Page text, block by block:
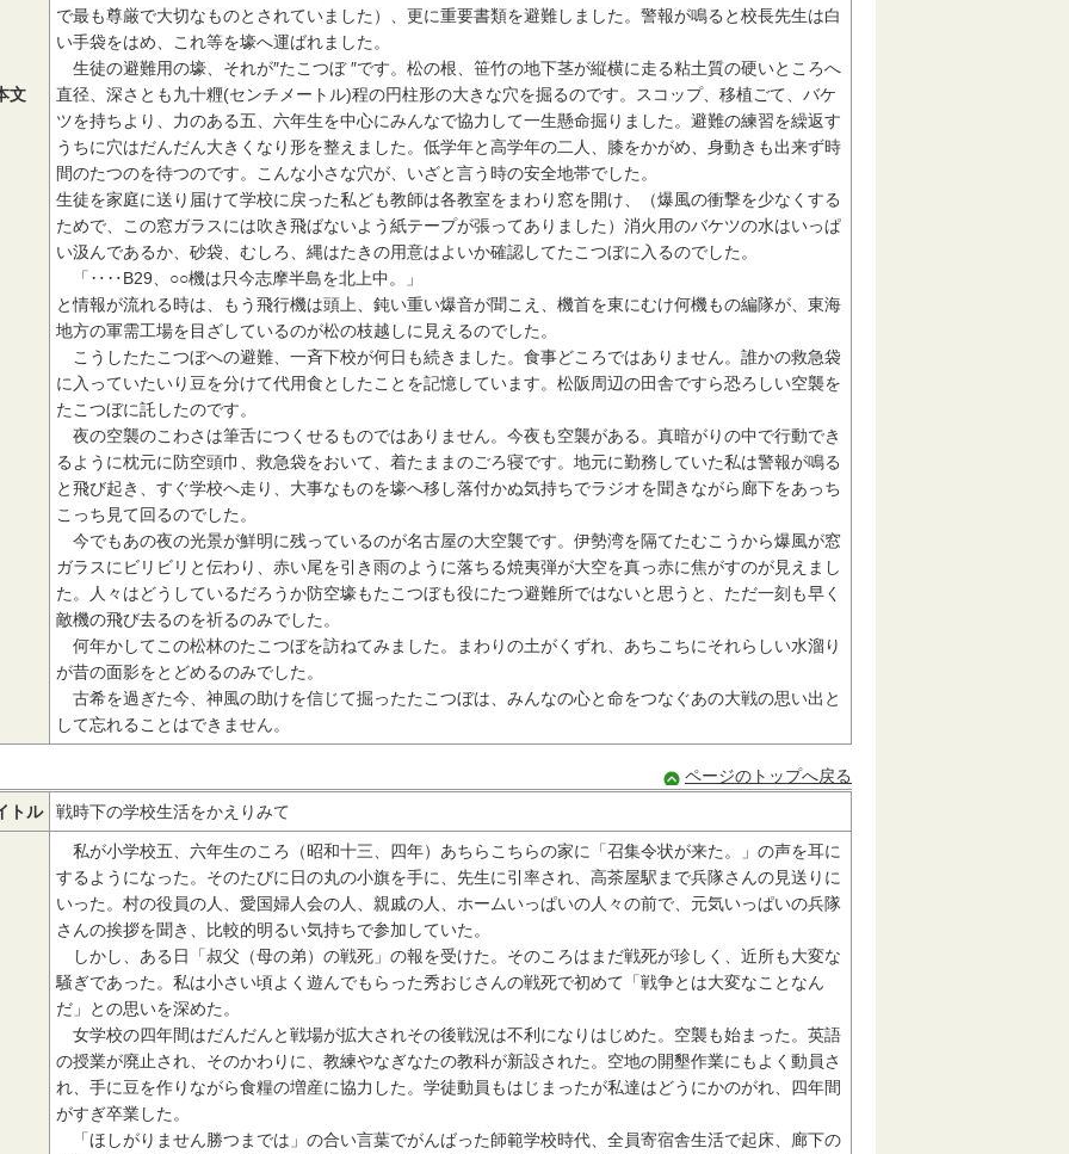
文
で最も尊厳で大切なものとされていました）、更に重要書類を避難しました。警報が鳴ると校長先生は白
い手袋をはめ、これ等を壕へ運ばれました。
生徒の避難用の壕、それが″たこつぼ ″です。松の根、笹竹の地下茎が縦横に走る粘土質の硬いところへ
直径、深さとも九十糎(センチメートル)程の円柱形の大きな穴を掘るのです。スコップ、移植ごて、バケ
ツを持ちより、力のある五、六年生を中心にみんなで協力して一生懸命掘りました。避難の練習を繰返す
うちに穴はだんだん大きくなり形を整えました。低学年と高学年の二人、膝をかがめ、身動きも出来ず時
間のたつのを待つのです。こんな小さな穴が、いざと言う時の安全地帯でした。
生徒を家庭に送り届けて学校に戻った私ども教師は各教室をまわり窓を開け、（爆風の衝撃を少なくする
ためで、この窓ガラスには吹き飛ばないよう紙テープが張ってありました）消火用のバケツの水はいっぱ
い汲んであるか、砂袋、むしろ、縄はたきの用意はよいか確認してたこつぼに入るのでした。
「‥‥B29、○○機は只今志摩半島を北上中。」
と情報が流れる時は、もう飛行機は頭上、鈍い重い爆音が聞こえ、機首を東にむけ何機もの編隊が、東海
地方の軍需工場を目ざしているのが松の枝越しに見えるのでした。
こうしたたこつぼへの避難、一斉下校が何日も続きました。食事どころではありません。誰かの救急袋
に入っていたいり豆を分けて代用食としたことを記憶しています。松阪周辺の田舎ですら恐ろしい空襲を
たこつぼに託したのです。
夜の空襲のこわさは筆舌につくせるものではありません。今夜も空襲がある。真暗がりの中で行動でき
るように枕元に防空頭巾、救急袋をおいて、着たままのごろ寝です。地元に勤務していた私は警報が鳴る
と飛び起き、すぐ学校へ走り、大事なものを壕へ移し落付かぬ気持ちでラジオを聞きながら廊下をあっち
こっち見て回るのでした。
今でもあの夜の光景が鮮明に残っているのが名古屋の大空襲です。伊勢湾を隔てたむこうから爆風が窓
ガラスにビリビリと伝わり、赤い尾を引き雨のように落ちる焼夷弾が大空を真っ赤に焦がすのが見えまし
た。人々はどうしているだろうか防空壕もたこつぼも役にたつ避難所ではないと思うと、ただ一刻も早く
敵機の飛び去るのを祈るのみでした。
何年かしてこの松林のたこつぼを訪ねてみました。まわりの土がくずれ、あちこちにそれらしい水溜り
が昔の面影をとどめるのみでした。
古希を過ぎた今、神風の助けを信じて掘ったたこつぼは、みんなの心と命をつなぐあの大戦の思い出と
して忘れることはできません。
ページのトップへ戻る
トル
戦時下の学校生活をかえりみて
私が小学校五、六年生のころ（昭和十三、四年）あちらこちらの家に「召集令状が来た。」の声を耳に
するようになった。そのたびに日の丸の小旗を手に、先生に引率され、高茶屋駅まで兵隊さんの見送りに
いった。村の役員の人、愛国婦人会の人、親戚の人、ホームいっぱいの人々の前で、元気いっぱいの兵隊
さんの挨拶を聞き、比較的明るい気持ちで参加していた。
しかし、ある日「叔父（母の弟）の戦死」の報を受けた。そのころはまだ戦死が珍しく、近所も大変な
騒ぎであった。私は小さい頃よく遊んでもらった秀おじさんの戦死で初めて「戦争とは大変なことなん
だ」との思いを深めた。
女学校の四年間はだんだんと戦場が拡大されその後戦況は不利になりはじめた。空襲も始まった。英語
の授業が廃止され、そのかわりに、教練やなぎなたの教科が新設された。空地の開墾作業にもよく動員さ
れ、手に豆を作りながら食糧の増産に協力した。学徒動員もはじまったが私達はどうにかのがれ、四年間
がすぎ卒業した。
「ほしがりません勝つまでは」の合い言葉でがんばった師範学校時代、全員寄宿舎生活で起床、廊下の